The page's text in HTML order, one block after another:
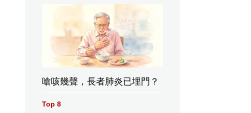
嗆咳幾聲，長者肺炎已埋門？
Top 8